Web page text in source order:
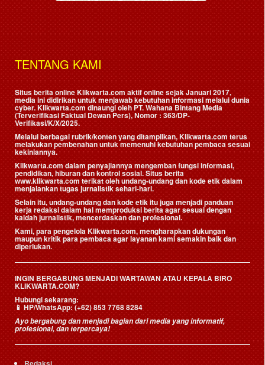
TENTANG KAMI
Situs berita online Klikwarta.com aktif online sejak Januari 2017,
media ini didirikan untuk menjawab kebutuhan informasi melalui dunia
cyber. Klikwarta.com dinaungi oleh PT. Wahana Bintang Media
(Terverifikasi Faktual Dewan Pers), Nomor : 363/DP-
Verifikasi/K/X/2025.
Melalui berbagai rubrik/konten yang ditampilkan, Klikwarta.com terus
melakukan pembenahan untuk memenuhi kebutuhan pembaca sesuai
kekiniannya.
Klikwarta.com dalam penyajiannya mengemban fungsi informasi,
pendidikan, hiburan dan kontrol sosial. Situs berita
www.klikwarta.com terikat oleh undang-undang dan kode etik dalam
menjalankan tugas jurnalistik sehari-hari.
Selain itu, undang-undang dan kode etik itu juga menjadi panduan
kerja redaksi dalam hal memproduksi berita agar sesuai dengan
kaidah jurnalistik, mencerdaskan dan profesional.
Kami, para pengelola Klikwarta.com, mengharapkan dukungan
maupun kritik para pembaca agar layanan kami semakin baik dan
diperlukan.
INGIN BERGABUNG MENJADI WARTAWAN ATAU KEPALA BIRO
KLIKWARTA.COM?
Hubungi sekarang:
📱HP/WhatsApp:(+62) 853 7768 8284
Ayo bergabung dan menjadi bagian dari media yang informatif,
profesional, dan terpercaya!